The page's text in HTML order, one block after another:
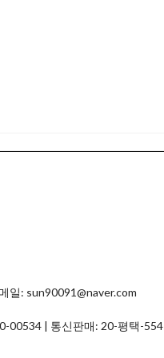
일: sun90091@naver.com
00534 | 통신판매: 20-평택-554